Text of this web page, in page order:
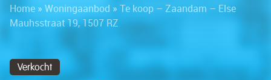
Home » Woningaanbod » Te koop – Zaandam – Else
Mauhsstraat 19, 1507 RZ
Verkocht